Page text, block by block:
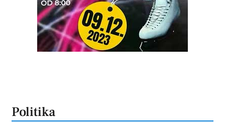
Politika